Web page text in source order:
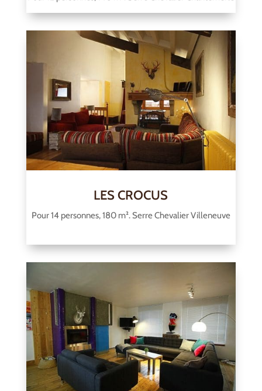
LES CROCUS
Pour 14 personnes, 180 m². Serre Chevalier Villeneuve